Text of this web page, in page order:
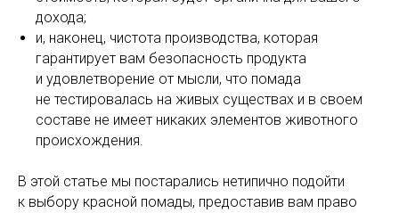
дохода;
и, наконец, чистота производства, которая
гарантирует вам безопасность продукта
и удовлетворение от мысли, что помада
не тестировалась на живых существах и в своем
составе не имеет никаких элементов животного
происхождения.
В этой статье мы постарались нетипично подойти
к выбору красной помады, предоставив вам право